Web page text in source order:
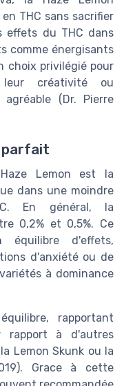
THC sans sacrifier
du THC dans
comme énergisants
choix privilégié pour
créativité ou
(Dr. Pierre
parfait
Lemon est la
dans une moindre
En général, la
0,2% et 0,5%. Ce
équilibre d'effets,
d'anxiété ou de
à dominance
rapportant
rapport à d'autres
Lemon Skunk ou la
Grace à cette